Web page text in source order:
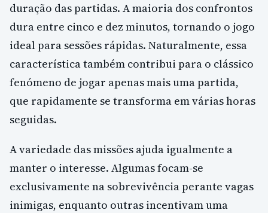
duração das partidas. A maioria dos confrontos
dura entre cinco e dez minutos, tornando o jogo
ideal para sessões rápidas. Naturalmente, essa
característica também contribui para o clássico
fenómeno de jogar apenas mais uma partida,
que rapidamente se transforma em várias horas
seguidas.
A variedade das missões ajuda igualmente a
manter o interesse. Algumas focam-se
exclusivamente na sobrevivência perante vagas
inimigas, enquanto outras incentivam uma